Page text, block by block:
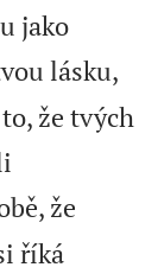
jako
lásku,
že tvých
že
říká